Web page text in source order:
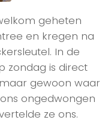
geheten
en kregen na
In de
zondag is direct
gewoon waar
ongedwongen
ze ons.